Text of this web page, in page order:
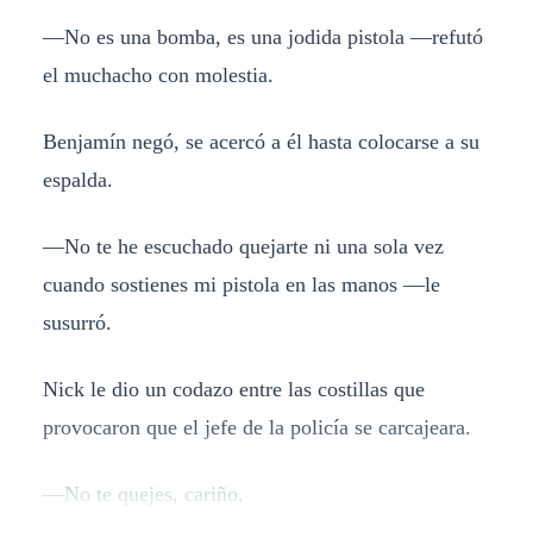
—No es una bomba, es una jodida pistola —refutó
el muchacho con molestia.
Benjamín negó, se acercó a él hasta colocarse a su
espalda.
—No te he escuchado quejarte ni una sola vez
cuando sostienes mi pistola en las manos —le
susurró.
Nick le dio un codazo entre las costillas que
provocaron que el jefe de la policía se carcajeara.
—No te quejes, cariño,